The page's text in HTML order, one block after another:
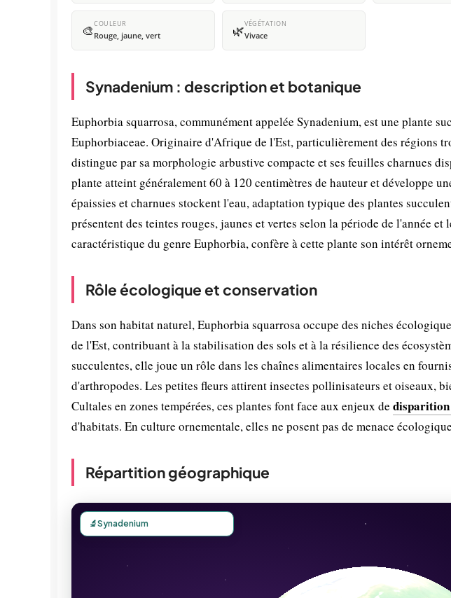
🎨COULEUR
Rouge, jaune, vert 🌿VÉGÉTATION
Vivace
Synadenium : description et botanique
Euphorbia squarrosa, communément appelée Synadenium, est une plante
Euphorbiaceae. Originaire d'Afrique de l'Est, particulièrement des régions
distingue par sa morphologie arbustive compacte et ses feuilles charnues
plante atteint généralement 60 à 120 centimètres de hauteur et développe
épaissies et charnues stockent l'eau, adaptation typique des plantes
présentent des teintes rouges, jaunes et vertes selon la période de l'année
caractéristique du genre Euphorbia, confère à cette plante son intérêt
Rôle écologique et conservation
Dans son habitat naturel, Euphorbia squarrosa occupe des niches
de l'Est, contribuant à la stabilisation des sols et à la résilience des
succulentes, elle joue un rôle dans les chaînes alimentaires locales en
d'arthropodes. Les petites fleurs attirent insectes pollinisateurs et oiseaux,
Cultales en zones tempérées, ces plantes font face aux enjeux de disparition
d'habitats. En culture ornementale, elles ne posent pas de menace
Répartition géographique